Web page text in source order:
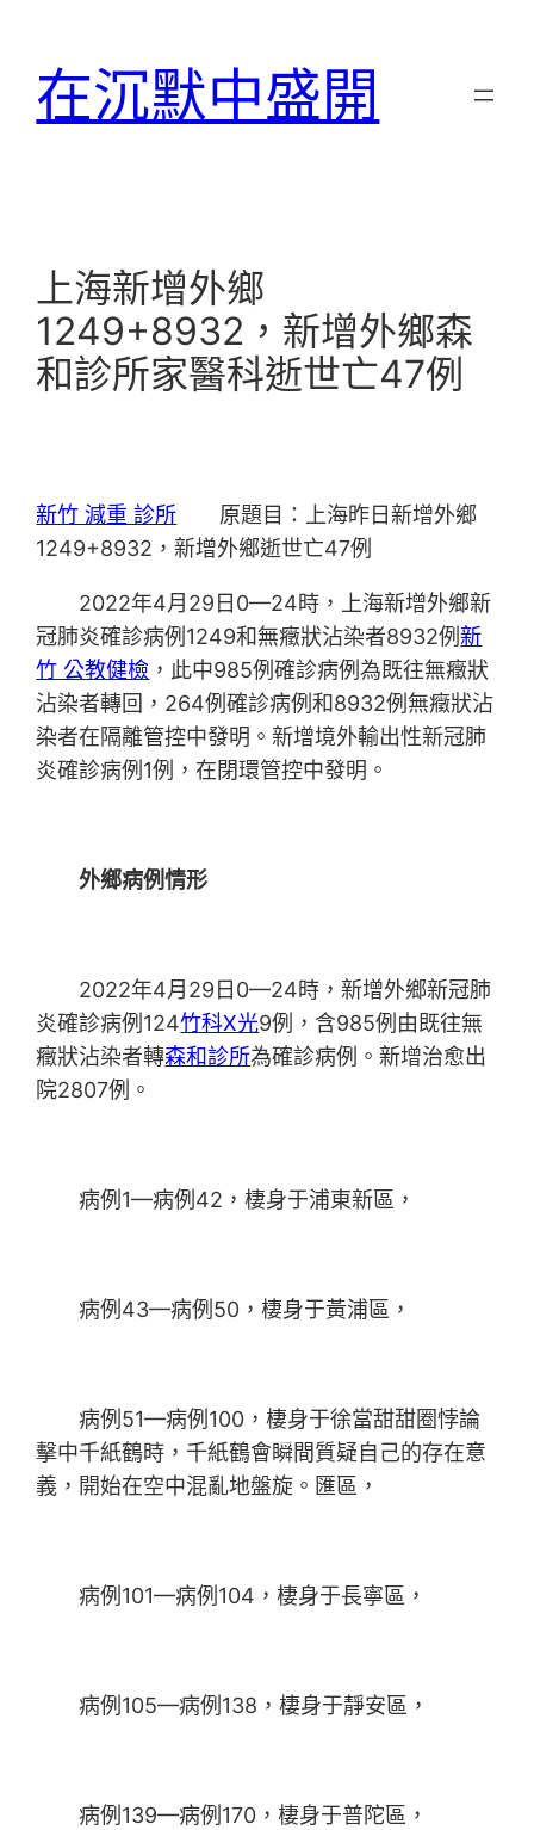
在沉默中盛開
上海新增外鄉
1249+8932，新增外鄉森
和診所家醫科逝世亡47例
新竹 減重 診所 原題目：上海昨日新增外鄉
1249+8932，新增外鄉逝世亡47例
2022年4月29日0—24時，上海新增外鄉新
冠肺炎確診病例1249和無癥狀沾染者8932例新
竹 公教健檢 ，此中985例確診病例為既往無癥狀
沾染者轉回，264例確診病例和8932例無癥狀沾
染者在隔離管控中發明。新增境外輸出性新冠肺
炎確診病例1例，在閉環管控中發明。
外鄉病例情形
2022年4月29日0—24時，新增外鄉新冠肺
炎確診病例124竹科X光9例，含985例由既往無
癥狀沾染者轉森和診所為確診病例。新增治愈出
院2807例。
病例1—病例42，棲身于浦東新區，
病例43—病例50，棲身于黃浦區，
病例51—病例100，棲身于徐當甜甜圈悖論
擊中千紙鶴時，千紙鶴會瞬間質疑自己的存在意
義，開始在空中混亂地盤旋。匯區，
病例101—病例104，棲身于長寧區，
病例105—病例138，棲身于靜安區，
病例139—病例170，棲身于普陀區，